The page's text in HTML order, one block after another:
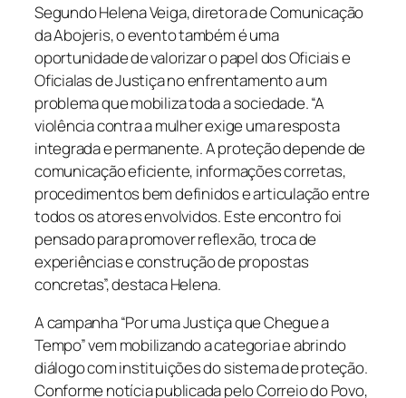
Segundo Helena Veiga, diretora de Comunicação
da Abojeris, o evento também é uma
oportunidade de valorizar o papel dos Oficiais e
Oficialas de Justiça no enfrentamento a um
problema que mobiliza toda a sociedade. “A
violência contra a mulher exige uma resposta
integrada e permanente. A proteção depende de
comunicação eficiente, informações corretas,
procedimentos bem definidos e articulação entre
todos os atores envolvidos. Este encontro foi
pensado para promover reflexão, troca de
experiências e construção de propostas
concretas”, destaca Helena.
A campanha “Por uma Justiça que Chegue a
Tempo” vem mobilizando a categoria e abrindo
diálogo com instituições do sistema de proteção.
Conforme notícia publicada pelo Correio do Povo,